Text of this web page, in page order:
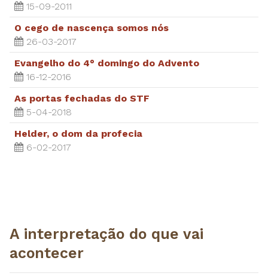
15-09-2011
O cego de nascença somos nós
26-03-2017
Evangelho do 4° domingo do Advento
16-12-2016
As portas fechadas do STF
5-04-2018
Helder, o dom da profecia
6-02-2017
A interpretação do que vai
acontecer